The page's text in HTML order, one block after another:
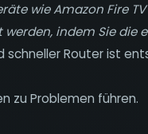
wie Amazon Fire
werden, indem Sie
schneller Router ist
zu Problemen führen.